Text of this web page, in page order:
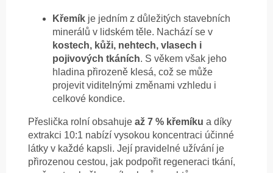
Křemík je jedním z důležitých stavebních
minerálů v lidském těle. Nachází se v
kostech, kůži, nehtech, vlasech i
pojivových tkáních. S věkem však jeho
hladina přirozeně klesá, což se může
projevit viditelnými změnami vzhledu i
celkové kondice.
Přeslička rolní obsahuje až 7 % křemíku a díky
extrakci 10:1 nabízí vysokou koncentraci účinné
látky v každé kapsli. Její pravidelné užívání je
přirozenou cestou, jak podpořit regeneraci tkání,